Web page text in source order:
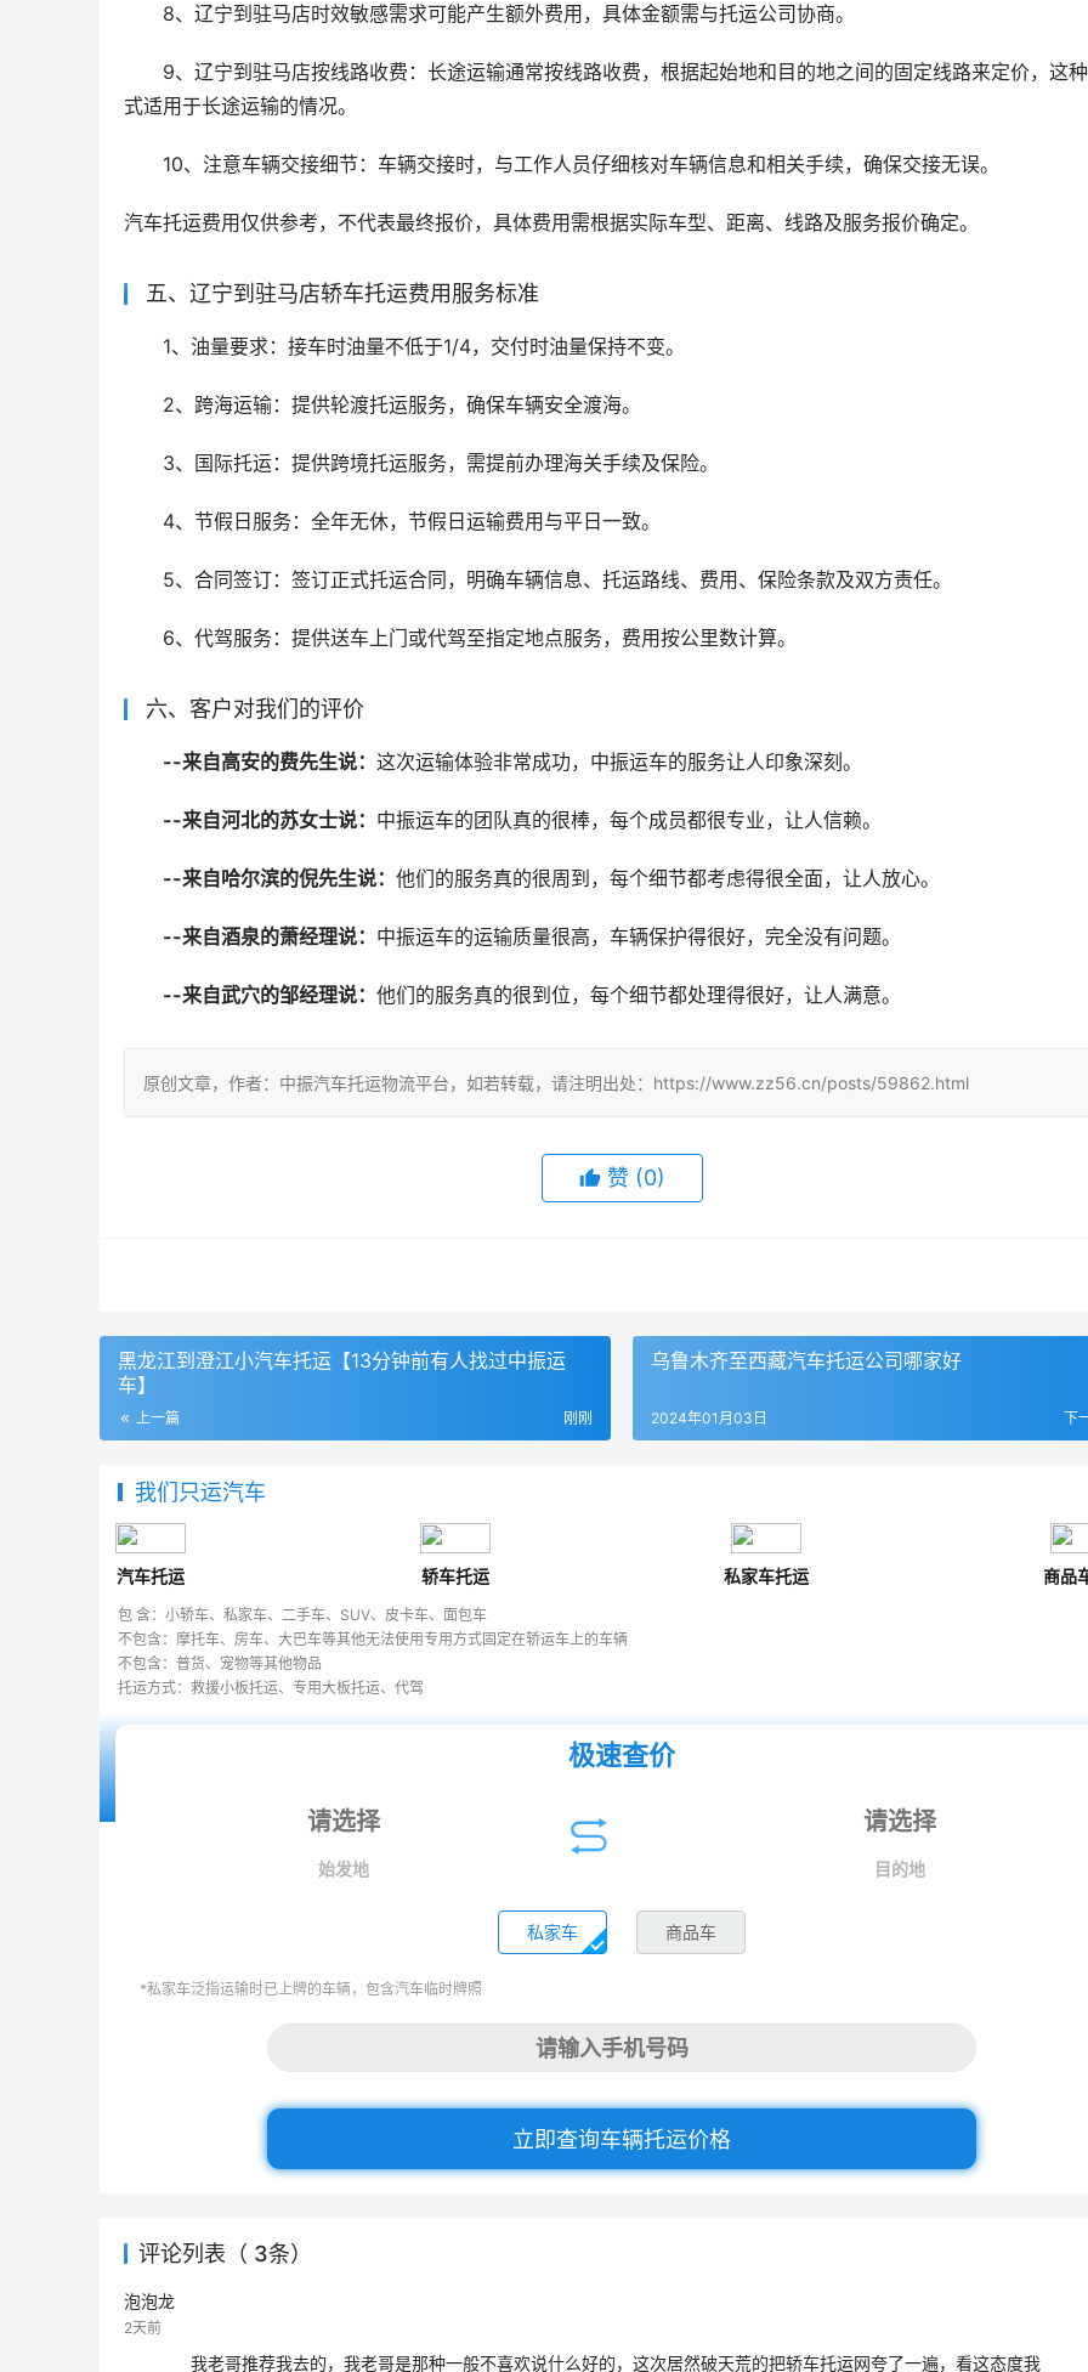
8、辽宁到驻马店时效敏感需求可能产生额外费用，具体金额需与托运公司协商。
9、辽宁到驻马店按线路收费：长途运输通常按线路收费，根据起始地和目的地之间的固定线路来定价，这
式适用于长途运输的情况。
10、注意车辆交接细节：车辆交接时，与工作人员仔细核对车辆信息和相关手续，确保交接无误。
汽车托运费用仅供参考，不代表最终报价，具体费用需根据实际车型、距离、线路及服务报价确定。
五、辽宁到驻马店轿车托运费用服务标准
1、油量要求：接车时油量不低于1/4，交付时油量保持不变。
2、跨海运输：提供轮渡托运服务，确保车辆安全渡海。
3、国际托运：提供跨境托运服务，需提前办理海关手续及保险。
4、节假日服务：全年无休，节假日运输费用与平日一致。
5、合同签订：签订正式托运合同，明确车辆信息、托运路线、费用、保险条款及双方责任。
6、代驾服务：提供送车上门或代驾至指定地点服务，费用按公里数计算。
六、客户对我们的评价
--来自高安的费先生说： 这次运输体验非常成功，中振运车的服务让人印象深刻。
--来自河北的苏女士说： 中振运车的团队真的很棒，每个成员都很专业，让人信赖。
--来自哈尔滨的倪先生说： 他们的服务真的很周到，每个细节都考虑得很全面，让人放心。
--来自酒泉的萧经理说： 中振运车的运输质量很高，车辆保护得很好，完全没有问题。
--来自武穴的邹经理说： 他们的服务真的很到位，每个细节都处理得很好，让人满意。
原创文章，作者：中振汽车托运物流平台，如若转载，请注明出处：https://www.zz56.cn/posts/59862.html
赞 (0)
黑龙江到澄江小汽车托运【13分钟前有人找过中振运
车】
上一篇 刚刚
乌鲁木齐至西藏汽车托运公司哪家好
下
2024年01月03日
我们只运汽车
汽车托运 轿车托运 私家车托运 商品
包 含：小轿车、私家车、二手车、SUV、皮卡车、面包车
不包含：摩托车、房车、大巴车等其他无法使用专用方式固定在轿运车上的车辆
不包含：普货、宠物等其他物品
托运方式：救援小板托运、专用大板托运、代驾
极速查价
始发地 目的地
私家车 商品车
*私家车泛指运输时已上牌的车辆，包含汽车临时牌照
立即查询车辆托运价格
评论列表（ 3条）
泡泡龙
2天前
我老哥推荐我去的，我老哥是那种一般不喜欢说什么好的，这次居然破天荒的把轿车托运网夸了一遍，看这态度我